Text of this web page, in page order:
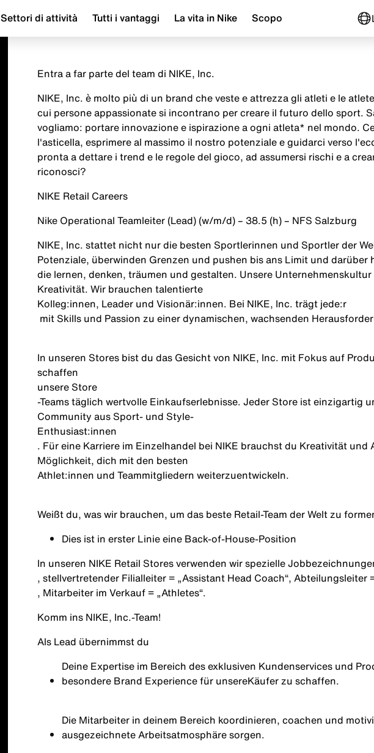
Settori di attività Tutti i vantaggi La vita in Nike Scopo
Entra a far parte del team di NIKE, Inc.
NIKE, Inc. è molto più di un brand che veste e attrezza gli atleti e le
cui persone appassionate si incontrano per creare il futuro dello sport.
vogliamo: portare innovazione e ispirazione a ogni atleta* nel mondo.
l'asticella, esprimere al massimo il nostro potenziale e guidarci verso
pronta a dettare i trend e le regole del gioco, ad assumersi rischi e a
riconosci?
NIKE Retail Careers
Nike Operational Teamleiter (Lead) (w/m/d) – 38.5 (h) – NFS Salzburg
NIKE, Inc. stattet nicht nur die besten Sportlerinnen und Sportler der
Potenziale, überwinden Grenzen und pushen bis ans Limit und darüber
die lernen, denken, träumen und gestalten. Unsere
Kreativität. Wir brauchen talentierte
Kolleg:innen, Leader und Visionär:innen. Bei NIKE, Inc. trägt jede:r
mit Skills und Passion zu einer dynamischen, wachsenden
In unseren Stores bist du das Gesicht von NIKE, Inc. mit Fokus auf
schaffen
unsere Store
‑Teams täglich wertvolle Einkaufserlebnisse. Jeder Store ist einzigartig
Community aus Sport‑ und Style‑
Enthusiast:innen
. Für eine Karriere im Einzelhandel bei NIKE brauchst du Kreativität und
Möglichkeit, dich mit den besten
Athlet:innen und Teammitgliedern weiterzuentwickeln.
Weißt du, was wir brauchen, um das beste Retail‑Team der Welt zu
Dies ist in erster Linie eine Back‑of‑House‑Position
In unseren NIKE Retail Stores verwenden wir spezielle
, stellvertretender Filialleiter = „Assistant Head Coach“, Abteilungsleiter
, Mitarbeiter im Verkauf = „Athletes“.
Komm ins NIKE, Inc.‑Team!
Als Lead übernimmst du
DeineExpertise im Bereich desexklusiven Kundenservices und
besondereBrand Experiencefür unsereKäuferzu schaffen.
Die Mitarbeiterin deinem Bereich koordinieren, coachen und
ausgezeichneteArbeitsatmosphäresorgen.